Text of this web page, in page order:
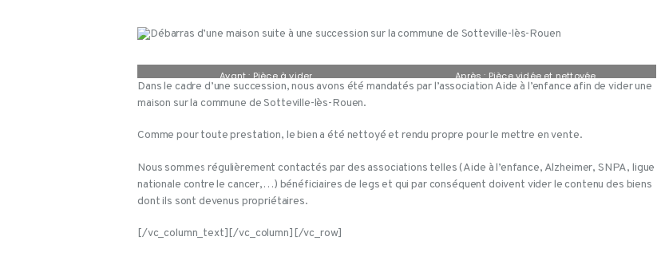
Avant : Pièce à vider. Après : Pièce vidée et nettoyée.
Dans le cadre d’une succession, nous avons été mandatés par l’association Aide à l’enfance afin de vider une
maison sur la commune de Sotteville-lès-Rouen.
Comme pour toute prestation, le bien a été nettoyé et rendu propre pour le mettre en vente.
Nous sommes régulièrement contactés par des associations telles (Aide à l’enfance, Alzheimer, SNPA, ligue
nationale contre le cancer,…) bénéficiaires de legs et qui par conséquent doivent vider le contenu des biens
dont ils sont devenus propriétaires.
[/vc_column_text][/vc_column][/vc_row]